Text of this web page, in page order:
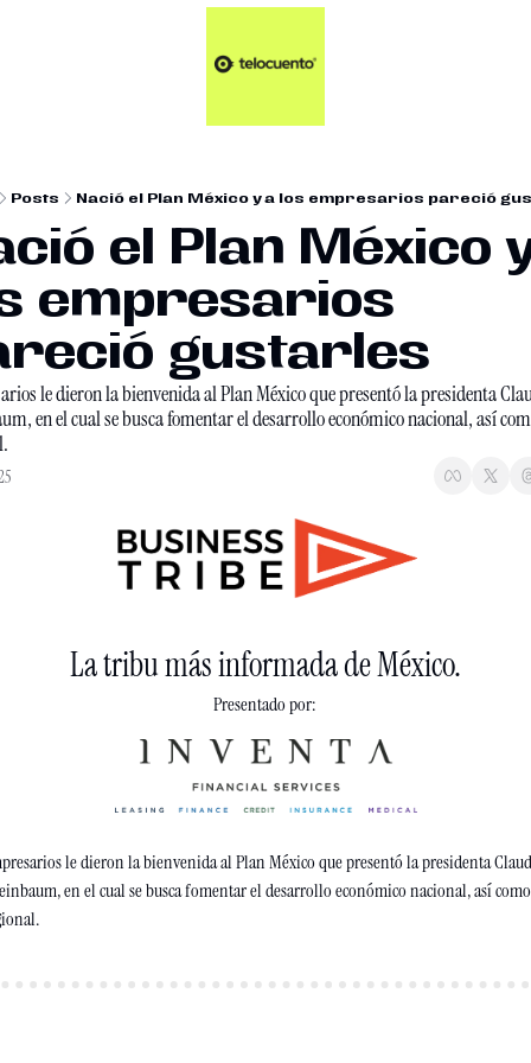
Artículos 📑
Plus 💎
Entretenimiento🥤
Posts Nació el Plan México y a los empresarios pareció
el Plan México
empresarios
gustarles
le dieron la bienvenida al Plan México que presentó la presidenta
en el cual se busca fomentar el desarrollo económico nacional, así
La tribu más informada de México.
Presentado por:
le dieron la bienvenida al Plan México que presentó la presidenta
.